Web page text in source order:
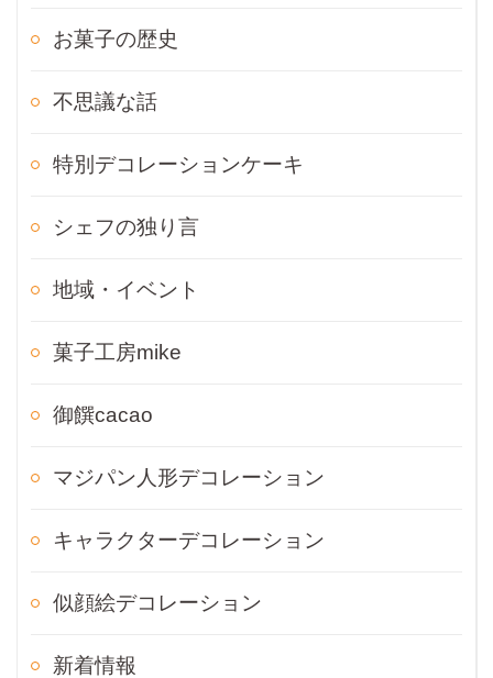
お菓子の歴史
不思議な話
特別デコレーションケーキ
シェフの独り言
地域・イベント
菓子工房mike
御饌cacao
マジパン人形デコレーション
キャラクターデコレーション
似顔絵デコレーション
新着情報